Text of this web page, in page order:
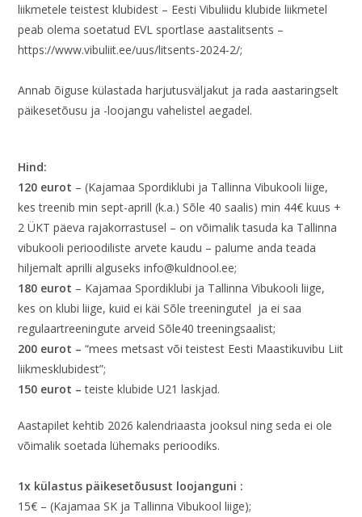
liikmetele teistest klubidest – Eesti Vibuliidu klubide liikmetel
peab olema soetatud EVL sportlase aastalitsents –
https://www.vibuliit.ee/uus/litsents-2024-2/;
Annab õiguse külastada harjutusväljakut ja rada aastaringselt
päikesetõusu ja -loojangu vahelistel aegadel.
Hind:
120 eurot – (Kajamaa Spordiklubi ja Tallinna Vibukooli liige,
kes treenib min sept-aprill (k.a.) Sõle 40 saalis) min 44€ kuus +
2 ÜKT päeva rajakorrastusel – on võimalik tasuda ka Tallinna
vibukooli perioodiliste arvete kaudu – palume anda teada
hiljemalt aprilli alguseks info@kuldnool.ee;
180 eurot – Kajamaa Spordiklubi ja Tallinna Vibukooli liige,
kes on klubi liige, kuid ei käi Sõle treeningutel ja ei saa
regulaartreeningute arveid Sõle40 treeningsaalist;
200 eurot –“mees metsast või teistest Eesti Maastikuvibu Liit
liikmesklubidest”;
150 eurot –teiste klubide U21 laskjad.
Aastapilet kehtib 2026 kalendriaasta jooksul ning seda ei ole
võimalik soetada lühemaks perioodiks.
1x külastus päikesetõusust loojanguni :
15€ – (Kajamaa SK ja Tallinna Vibukool liige);